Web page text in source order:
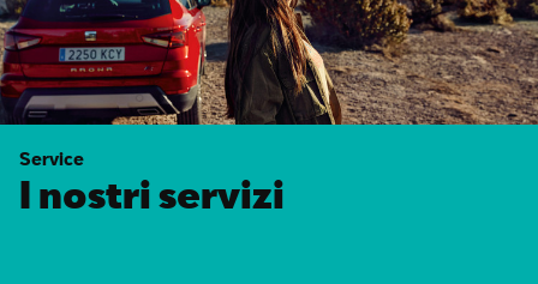
Modelli
Offerte
Service
Service
I nostri servizi